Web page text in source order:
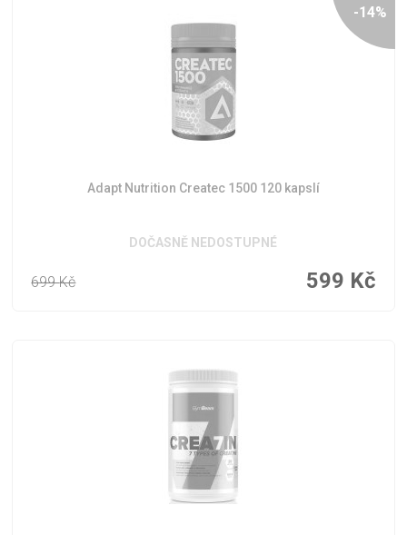
-14%
Adapt Nutrition Createc 1500 120 kapslí
DOČASNĚ NEDOSTUPNÉ
699Kč 599 Kč